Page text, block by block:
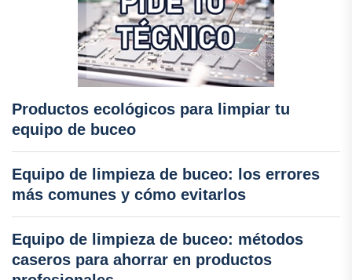
Productos ecológicos para limpiar tu
equipo de buceo
Equipo de limpieza de buceo: los errores
más comunes y cómo evitarlos
Equipo de limpieza de buceo: métodos
caseros para ahorrar en productos